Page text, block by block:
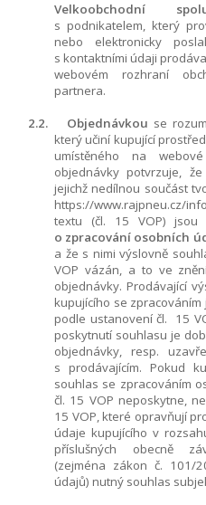
Velkoobchodní
s podnikatelem, který
nebo elektronicky
s kontaktními údaji
webovém rozhraní
partnera.
2.2.
Objednávkou se
který učiní kupující
umístěného na
objednávky potvrzuje,
jejichž nedílnou součást
https://www.rajpneu.cz/
textu (čl. 15 VOP) jsou
o zpracování osobních
a že s nimi výslovně
VOP vázán, a to ve
objednávky. Prodávající
kupujícího se
podle ustanovení čl.
15
poskytnutí souhlasu je
objednávky, resp.
s prodávajícím. Pokud
souhlas se zpracováním
čl. 15 VOP neposkytne,
15 VOP, které opravňují
údaje kupujícího v
příslušných obecně
(zejména zákon č. 101/
údajů) nutný souhlas